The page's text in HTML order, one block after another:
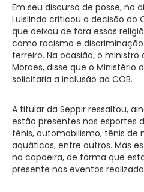
Em seu discurso de posse, no
Luislinda criticou a decisão do
que deixou de fora essas
como racismo e
terreiro. Na ocasião, o ministro
Moraes, disse que o Ministério
solicitaria a inclusão ao COB.
A titular da Seppir ressaltou,
estão presentes nos esportes
tênis, automobilismo, tênis de
aquáticos, entre outros. Mas
na capoeira, de forma que
presente nos eventos